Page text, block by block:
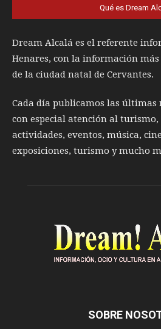
Qué es Dream
Dream Alcalá es el referente
Henares, con la información
de la ciudad natal de Cervantes.
Cada día publicamos las últimas
con especial atención al
actividades, eventos, música,
exposiciones, turismo y mucho
SOBRE